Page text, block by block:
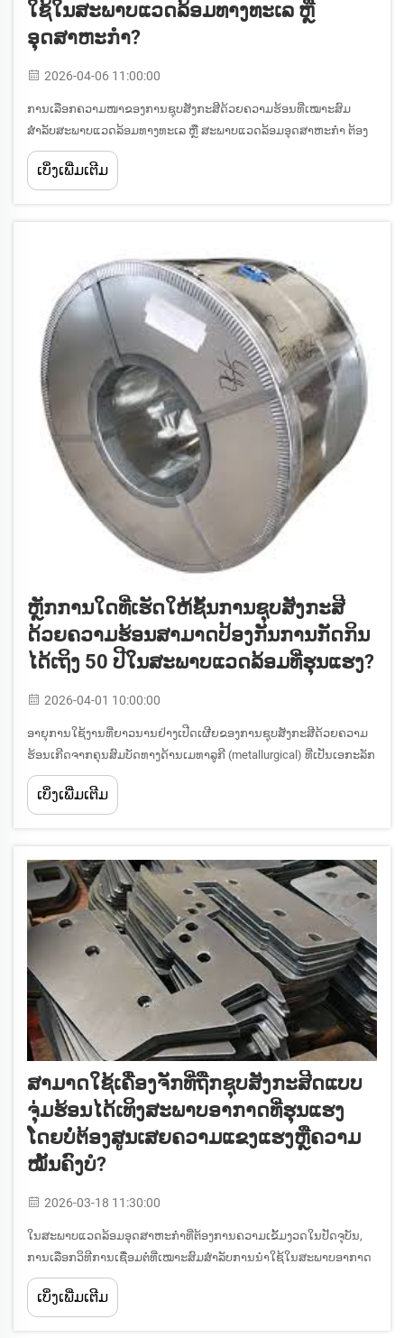
ໃຊ້ໃນສະພາບແວດລ້ອມທາງທະເລ ຫຼື
ອຸດສາຫະກຳ?
2026-04-06 11:00:00
ການເລືອກຄວາມໜາຂອງການຊຸບສັງກະສີດ້ວຍຄວາມຮ້ອນທີ່ເໝາະສົມ
ສຳລັບສະພາບແວດລ້ອມທາງທະເລ ຫຼື ສະພາບແວດລ້ອມອຸດສາຫະກຳ ຕ້ອງ
ມີການພິຈາລະນາຢ່າງລະອຽດຕໍ່ປັດໄຈດ້ານວິຊາການ ແລະ ສິ່ງແວດລ້ອມ
ຫຼາຍປະການ ທີ່ມີຜົນກະທົບໂດຍກົງຕໍ່ປະສິດທິພາບໃນການປ້ອງກັນການກັດ
ເບິ່ງເພີ່ມເຕີມ
ຫຼັກການໃດທີ່ເຮັດໃຫ້ຊັ້ນການຊຸບສັງກະສີ
ດ້ວຍຄວາມຮ້ອນສາມາດປ້ອງກັນການກັດກິນ
ໄດ້ເຖິງ 50 ປີໃນສະພາບແວດລ້ອມທີ່ຮຸນແຮງ?
2026-04-01 10:00:00
ອາຍຸການໃຊ້ງານທີ່ຍາວນານຢ່າງເປີດເຜີຍຂອງການຊຸບສັງກະສີດ້ວຍຄວາມ
ຮ້ອນເກີດຈາກຄຸນສົມບັດທາງດ້ານເມທາລູກີ (metallurgical) ທີ່ເປັນເອກະລັກ
ຂອງມັນ ແລະ ການເກີດຂຶ້ນຂອງຊັ້ນສັງກະສີ-ເຫຼັກທີ່ປະກອບດ້ວຍອະລໍຢູ່ທີ່
ເປັນປະໂຫຍດຫຼາຍຊັ້ນ ເຊິ່ງສ້າງເປັນອຸປະກອນການກັນກິນທີ່ບໍ່ສາມາດເຈາະ
ເບິ່ງເພີ່ມເຕີມ
ສາມາດໃຊ້ເຄື່ອງຈັກທີ່ຖືກຊຸບສັງກະສີດແບບ
ຈຸ່ມຮ້ອນໄດ້ເທິງສະພາບອາກາດທີ່ຮຸນແຮງ
ໂດຍບໍ່ຕ້ອງສູນເສຍຄວາມແຂງແຮງຫຼືຄວາມ
ໝັ້ນຄົງບໍ?
2026-03-18 11:30:00
ໃນສະພາບແວດລ້ອມອຸດສາຫະກຳທີ່ຕ້ອງການຄວາມເຂັ້ມງວດໃນປັດຈຸບັນ,
ການເລືອກວິທີການເຊື່ອມຕໍ່ທີ່ເໝາະສົມສຳລັບການນຳໃຊ້ໃນສະພາບອາກາດ
ທີ່ຮຸນແຮງ ຕ້ອງມີການພິຈາລະນາຢ່າງລະອຽດທັງດ້ານຄວາມໝັ້ນຄົງ ແລະ
ຄຸນລັກສະນະການປະຕິບັດ. ເຄື່ອງຈັກທີ່ຖືກຊຸບສັງກະສີດແບບຈຸ່ມຮ້ອນໄດ້
ເບິ່ງເພີ່ມເຕີມ